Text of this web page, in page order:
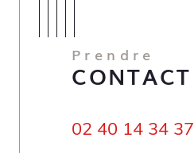
Prendre
CONTACT
02 40 14 34 37